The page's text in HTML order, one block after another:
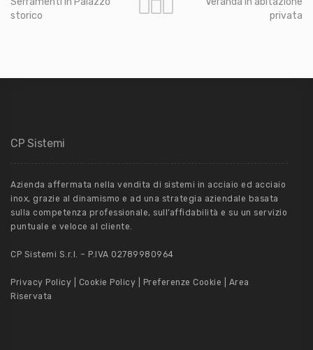
storico
privata
CP Sistemi
Azienda affermata nella vendita di sistemi in acciaio ed acciaio
inox, grazie al dinamismo e ad una strategia aziendale basata
sulla competenza professionale, sull’affidabilità e su un servizio
puntuale e veloce al cliente.
CP Sistemi S.r.l. – P.IVA 02789980964
Privacy Policy Cookie Policy Preferenze Cookie
Area
Riservata